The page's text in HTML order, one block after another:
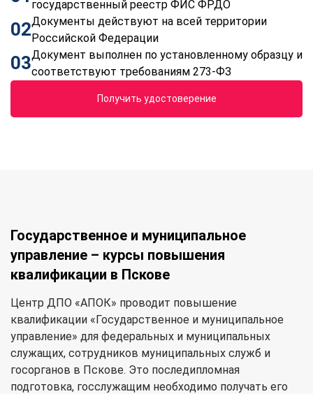
государственный реестр ФИС ФРДО
02Документы действуют на всей территории
Российской Федерации
03Документ выполнен по установленному образцу и
соответствуют требованиям 273-ФЗ
Получить удостоверение
Государственное и муниципальное
управление – курсы повышения
квалификации в Пскове
Центр ДПО «АПОК» проводит повышение
квалификации «Государственное и муниципальное
управление» для федеральных и муниципальных
служащих, сотрудников муниципальных служб и
госорганов в Пскове. Это последипломная
подготовка, госслужащим необходимо получать его